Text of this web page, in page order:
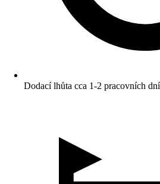
Dodací lhůta cca 1-2 pracovních dní